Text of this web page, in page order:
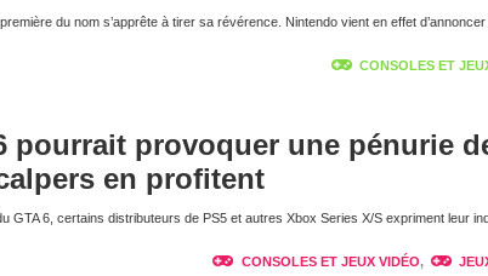
du nom s’apprête à tirer sa révérence. Nintendo vient en effet d’annoncer
CONSOLES ET
pourrait provoquer une pénurie
en profitent
GTA 6, certains distributeurs de PS5 et autres Xbox Series X/S expriment leur
CONSOLES ET JEUX VIDÉO,